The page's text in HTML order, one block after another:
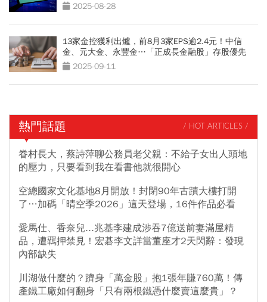
2025-08-28
13家金控獲利出爐，前8月3家EPS逾2.4元！中信
金、元大金、永豐金…「正成長金融股」存股優先
2025-09-11
熱門話題 / HOT ARTICLES /
眷村長大，蔡詩萍聊公務員老父親：不給子女出人頭地
的壓力，只要看到我在看書他就很開心
空總國家文化基地8月開放！封閉90年古蹟大樓打開
了…加碼「晴空季2026」這天登場，16件作品必看
愛馬仕、香奈兒...兆基李建成涉吞7億送前妻滿屋精
品，遭羈押禁見！宏碁李文詳當董座才2天閃辭：發現
內部缺失
川湖做什麼的？躋身「萬金股」抱1張年賺760萬！傳
產鐵工廠如何翻身「只有兩根鐵憑什麼賣這麼貴」？